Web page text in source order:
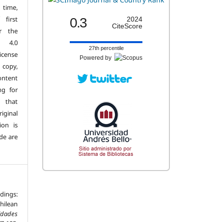
first
the
4.0
for
that
is
are
0.3
2024
CiteScore
27th percentile
Powered by